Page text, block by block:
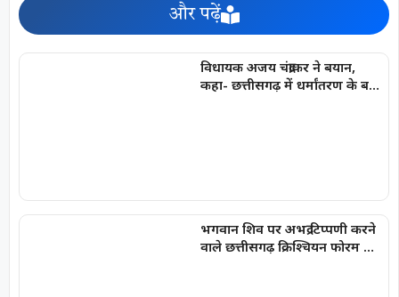
और पढ़ें
विधायक अजय चंद्राकर ने बयान,
कहा- छत्तीसगढ़ में धर्मांतरण के बड़े
भगवान शिव पर अभद्र टिप्पणी करने
वाले छत्तीसगढ़ क्रिश्चियन फोरम के